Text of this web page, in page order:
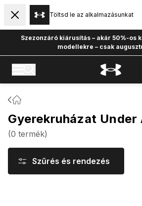
Töltsd le az alkalmazásunkat
Szezonzáró kiárusítás – akár 50%-os
modellekre – csak
Gyerekruházat Under
(0 termék)
Szűrés és rendezés